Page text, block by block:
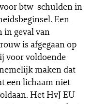
btw-schulden in
Een
in geval van
is afgegaan op
voor voldoende
maken dat
een lichaam niet
Het HvJ EU